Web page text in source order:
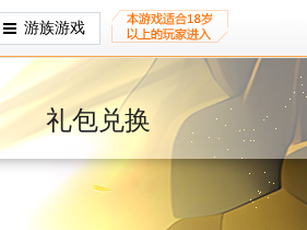
游族游戏
礼包兑换